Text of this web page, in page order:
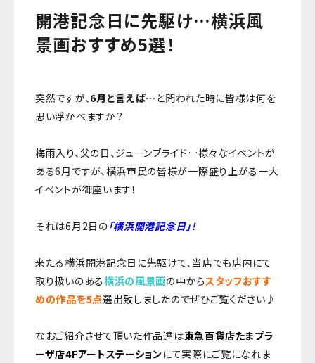
開港記念日に先駆け…横浜風
景画おすすめ5選！
突然ですが、6月と言えば… と問われた時に皆様は何を
思い浮かべますか？
梅雨入り、父の日、ジューンブライド…様々なイベントが
ある6月ですが、横浜市民の皆様が一際盛り上がる一大
イベントが御座います！
それは6月2日の「横浜開港記念日」！
来たる横浜開港記念日に先駆けて、当店でも店内にて
取り扱いのある横浜の風景画の中からスタッフおすす
めの作品を5点選出致しましたのでぜひご覧ください♪
なおご紹介させて頂いた作品達は東急百貨店たまプラ
ーザ店4Fアートステーション にて実際にご覧になれま